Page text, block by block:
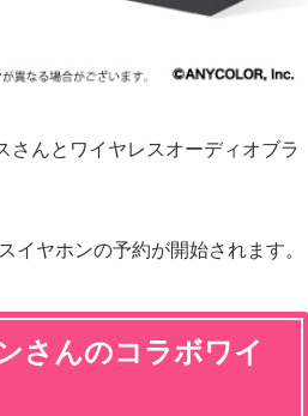
さんとワイヤレスオーディオブラ
イヤホンの予約が開始されます。
さんのコラボワイ